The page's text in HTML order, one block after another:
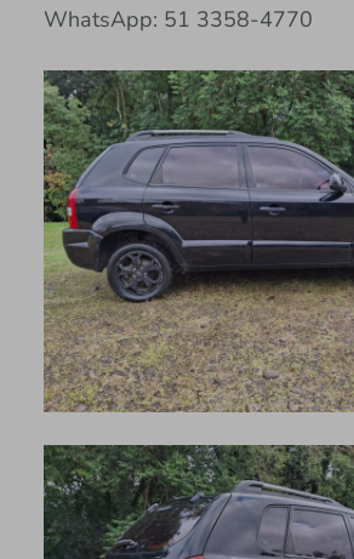
WhatsApp: 51 3358-4770